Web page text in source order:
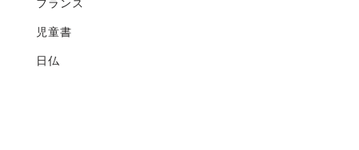
フランス
児童書
日仏